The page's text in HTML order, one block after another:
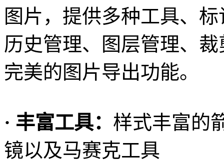
图片，提供多种工具、
历史管理、图层管理、
完美的图片导出功能。
· 丰富工具： 样式丰富的
镜以及马赛克工具